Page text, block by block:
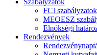
Szabályzatok
FCI szabályzatok
MEOESZ
Elnökségi
Rendezvények